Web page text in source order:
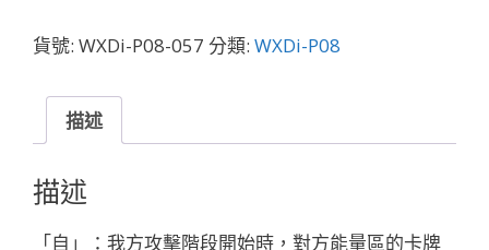
幻
遊
メ
モ
リ
ア
貨號: WXDi-P08-057 分類: WXDi-P08
描述
描述
「自」：我方攻擊階段開始時，對方能量區的卡牌